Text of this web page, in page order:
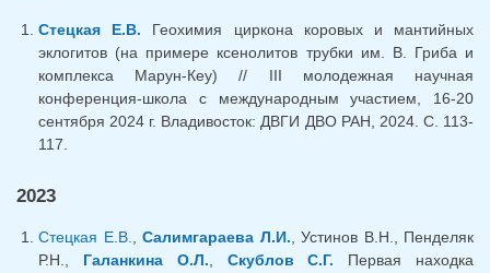
Стецкая Е.В. Геохимия циркона коровых и мантийных
эклогитов (на примере ксенолитов трубки им. В. Гриба и
комплекса Марун-Кеу) // III молодежная научная
конференция-школа с международным участием, 16-20
сентября 2024 г. Владивосток: ДВГИ ДВО РАН, 2024. С. 113-
117.
2023
Стецкая Е.В. Салимгараева Л.И. , Устинов В.Н., Пенделяк
Р.Н., Галанкина О.Л. Скублов С.Г. Первая находка